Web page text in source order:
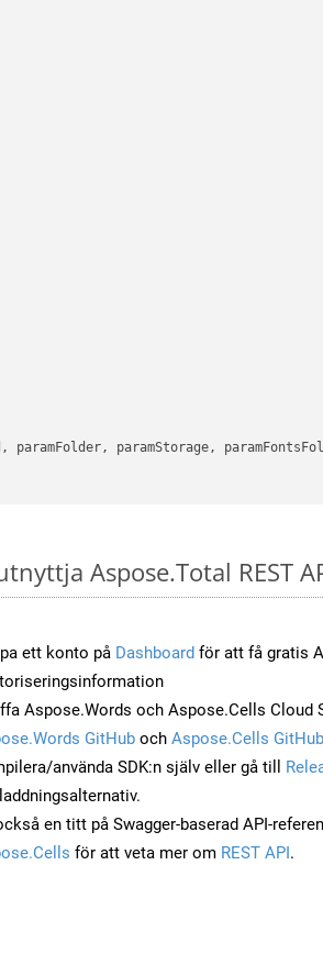
paramFolder, paramStorage,
Aspose.Total REST
ett konto på Dashboard för att få gratis
Aspose.Words och Aspose.Cells Cloud
GitHub och Aspose.Cells GitHub
använda SDK:n själv eller gå till
en titt på Swagger-baserad API-
för att veta mer om REST API.